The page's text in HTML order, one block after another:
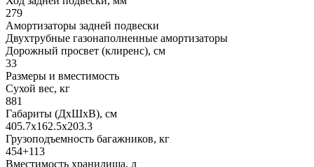
279
Амортизаторы задней подвески
Двухтрубные газонаполненные амортизаторы
Дорожный просвет (клиренс), см
33
Размеры и вместимость
Сухой вес, кг
881
Габариты (ДхШхВ), см
405.7x162.5x203.3
Грузоподъемность багажников, кг
454+113
Вместимость хранилища, л